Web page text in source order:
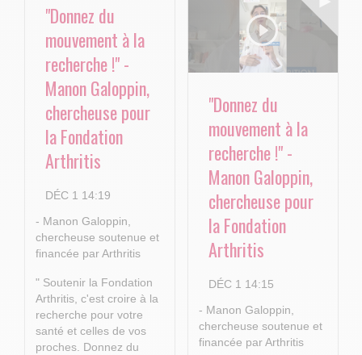
"Donnez du
mouvement à la
recherche !" -
Manon Galoppin,
chercheuse pour
la Fondation
Arthritis
DÉC 1 14:19
- Manon Galoppin,
chercheuse soutenue et
financée par Arthritis
" Soutenir la Fondation
Arthritis, c'est croire à la
recherche pour votre
santé et celles de vos
proches. Donnez du
"Donnez du
mouvement à la
recherche !" -
Manon Galoppin,
chercheuse pour
la Fondation
Arthritis
DÉC 1 14:15
- Manon Galoppin,
chercheuse soutenue et
financée par Arthritis